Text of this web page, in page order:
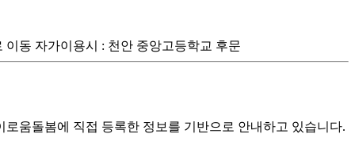
이동 자가이용시 : 천안 중앙고등학교 후문
움돌봄에 직접 등록한 정보를 기반으로 안내하고 있습니다.